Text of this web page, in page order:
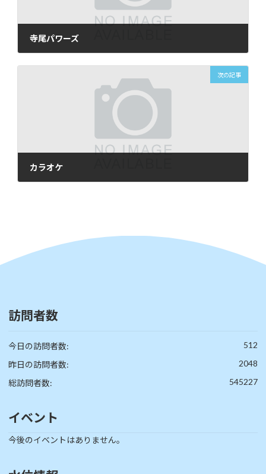
寺尾パワーズ
次の記事
カラオケ
訪問者数
512
今日の訪問者数:
2048
昨日の訪問者数:
545227
総訪問者数:
イベント
今後のイベントはありません。